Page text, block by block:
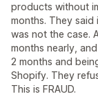
products without
months. They
was not the case.
months nearly,
2 months and
Shopify. They
This is FRAUD.